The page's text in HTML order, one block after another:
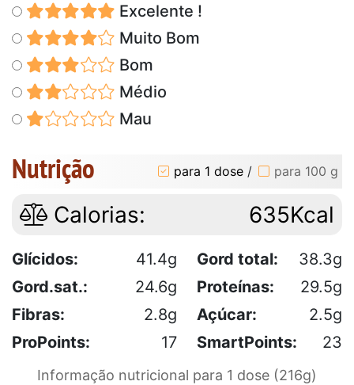
Excelente !
Muito Bom
Bom
Médio
Mau
Nutrição para 1 dose / para 100 g
Calorias: 635Kcal
Glícidos: 41.4g Gord total:
38.3g
Gord.sat.:
24.6g Proteínas:
29.5g
Fibras:
2.8g Açúcar:
2.5g
ProPoints:
17 SmartPoints: 23
Informação nutricional para 1 dose (216g)